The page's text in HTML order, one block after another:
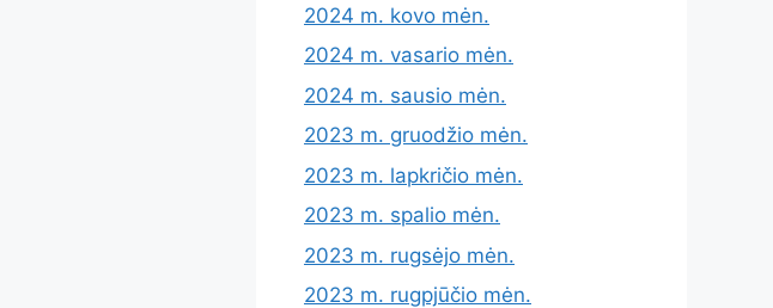
2024 m. kovo mėn.
2024 m. vasario mėn.
2024 m. sausio mėn.
2023 m. gruodžio mėn.
2023 m. lapkričio mėn.
2023 m. spalio mėn.
2023 m. rugsėjo mėn.
2023 m. rugpjūčio mėn.